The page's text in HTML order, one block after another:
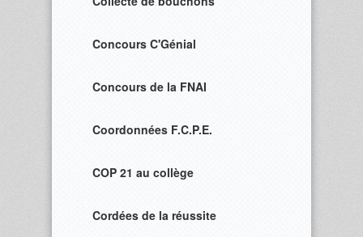
Concours C'Génial
Concours de la FNAI
Coordonnées F.C.P.E.
COP 21 au collège
Cordées de la réussite